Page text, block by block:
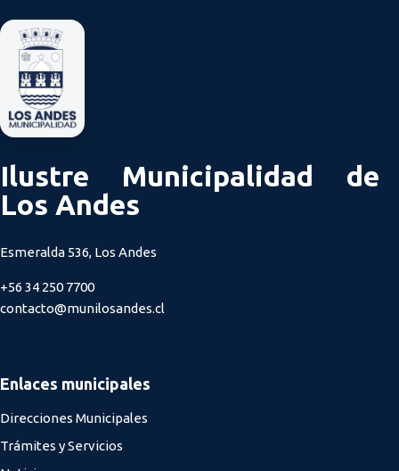
Ilustre Municipalidad de
Los Andes
Esmeralda 536, Los Andes
+56 34 250 7700
contacto@munilosandes.cl
Enlaces municipales
Direcciones Municipales
Trámites y Servicios